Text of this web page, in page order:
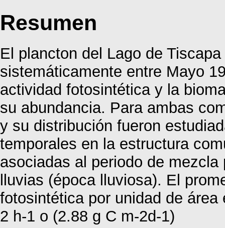
Resumen
El plancton del Lago de
sistemáticamente entre Mayo
actividad fotosintética y la
su abundancia. Para ambas
y su distribución fueron
temporales en la estructura
asociadas al periodo de
lluvias (época lluviosa). El
fotosintética por unidad de
2 h-1 o (2.88 g C m-2d-1)